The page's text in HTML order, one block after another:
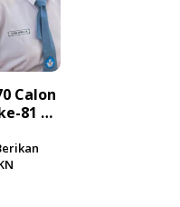
Calon
81 RI